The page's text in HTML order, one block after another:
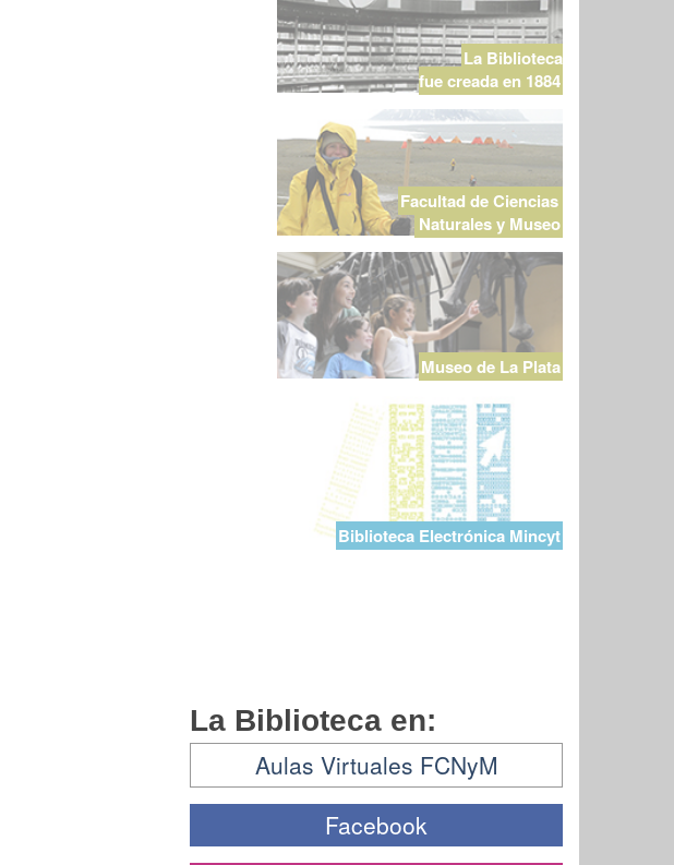
La Biblioteca
fue creada en 1884
Facultad de Ciencias
Naturales y Museo
Museo de La Plata
Biblioteca Electrónica Mincyt
La Biblioteca en:
Aulas Virtuales FCNyM
Facebook